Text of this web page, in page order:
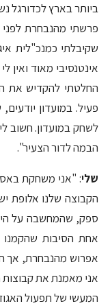
ביותר בארץ לכדורגל
פרשתי מהנבחרת
שקיבלתי כמנכ"לית
אינטנסיבי מאוד ואין
החלטתי להקדיש את
פעיל. במועדון
לשחק במועדון. חשוב
הבמה לדור הצעיר".
שלי: "אני משחקת
הקבוצה שלנו אלופת
ספק, שהמחשבה על
אחת הסיבות
אפרוש מהנבחרת, אך
אני מאמנת את קבוצות
המעשי של תפעול